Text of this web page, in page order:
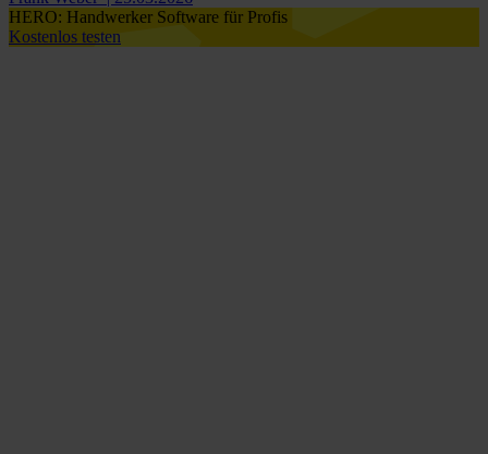
HERO: Handwerker Software für Profis
Kostenlos testen